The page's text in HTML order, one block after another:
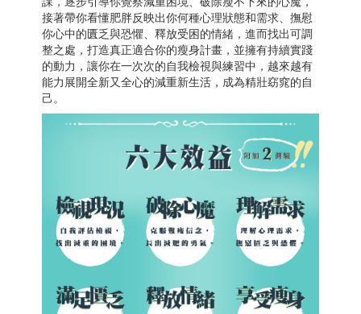
接著帶你看懂肥胖反映出你何種心理狀態和需求、撫慰
你心中的匱乏與恐懼、釋放受困的情緒，進而找出可調
整之處，打造真正適合你的瘦身計畫，並擁有持續實踐
的動力，讓你在一次次的自我檢視與練習中，越來越有
能力展開全新又全心的減重新生活，成為精壯窈窕的自
己。